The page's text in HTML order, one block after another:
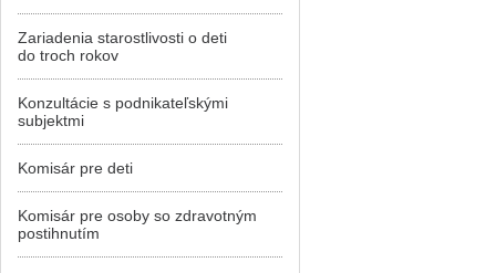
Zariadenia starostlivosti o deti
do troch rokov
Konzultácie s podnikateľskými
subjektmi
Komisár pre deti
Komisár pre osoby so zdravotným
postihnutím